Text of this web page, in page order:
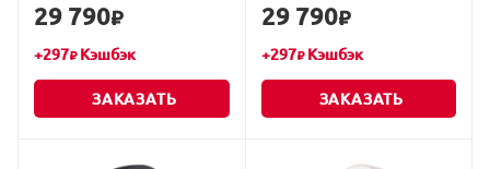
29 790₽
+297₽Кэшбэк
ЗАКАЗАТЬ
29 790₽
+297₽Кэшбэк
ЗАКАЗАТЬ